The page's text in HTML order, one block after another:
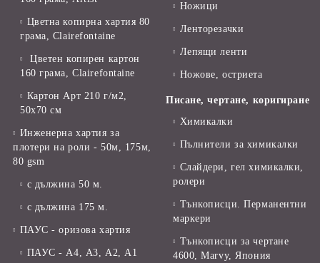
Цветна копирна хартия 80
грама, Clairefontaine
Цветен копирен картон
160 грама, Clairefontaine
Картон Арт 210 г/м2,
50х70 см
Инженерна хартия за
плотери на роли - 50м, 175м,
80 gsm
с дължина 50 м.
с дължина 175 м.
ПАУС - оризова хартия
ПАУС - А4, А3, А2, А1
Ножици
Ленторезачки
Лепящи ленти
Ножове, остриета
Писане, чертане, коригиране
Химикалки
Пълнители за химикалки
Слайдери, гел химикалки,
ролери
Тънкописци. Перманентни
маркери
Тънкописци за чертане
4600, Marvy, Япония